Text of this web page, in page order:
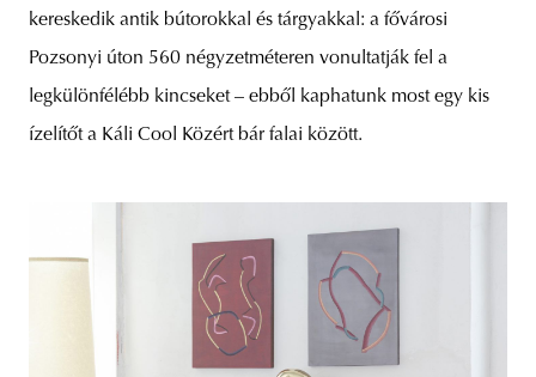
kereskedik antik bútorokkal és tárgyakkal: a fővárosi
Pozsonyi úton 560 négyzetméteren vonultatják fel a
legkülönfélébb kincseket – ebből kaphatunk most egy kis
ízelítőt a Káli Cool Közért bár falai között.